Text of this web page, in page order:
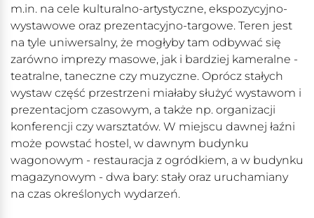
m.in. na cele kulturalno-artystyczne, ekspozycyjno-
wystawowe oraz prezentacyjno-targowe. Teren jest
na tyle uniwersalny, że mogłyby tam odbywać się
zarówno imprezy masowe, jak i bardziej kameralne -
teatralne, taneczne czy muzyczne. Oprócz stałych
wystaw część przestrzeni miałaby służyć wystawom i
prezentacjom czasowym, a także np. organizacji
konferencji czy warsztatów. W miejscu dawnej łaźni
może powstać hostel, w dawnym budynku
wagonowym - restauracja z ogródkiem, a w budynku
magazynowym - dwa bary: stały oraz uruchamiany
na czas określonych wydarzeń.